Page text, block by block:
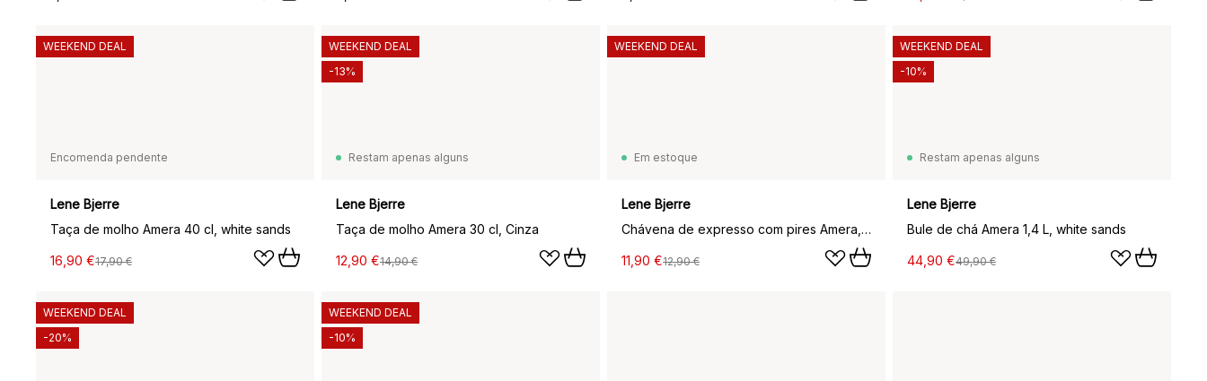
Encomenda pendente
Lene Bjerre
Taça de molho Amera 40 cl, white sands
16,90 €17,90 €
WEEKEND DEAL
Restam apenas alguns
Lene Bjerre
Taça de molho Amera 30 cl, Cinza
12,90 €14,90 €
WEEKEND DEAL
-13%
Em estoque
Lene Bjerre
Chávena de expresso com pires Amera, white sands
11,90 €12,90 €
WEEKEND DEAL
Restam apenas alguns
Lene Bjerre
Bule de chá Amera 1,4 L, white sands
44,90 €49,90 €
WEEKEND DEAL
-10%
WEEKEND DEAL
-20%
WEEKEND DEAL
-10%